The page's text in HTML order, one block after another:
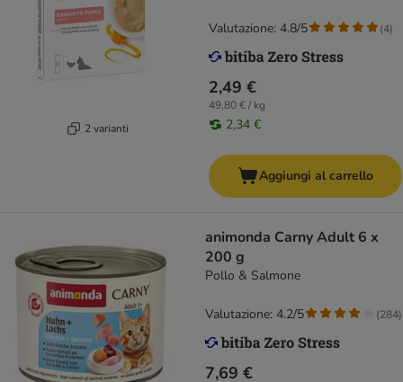
2 varianti
2,49 €
49,80 € / kg
2,34 €
Valutazione: 4.8/5 (4)
Aggiungi al carrello
animonda Carny Adult 6 x
200 g
Pollo & Salmone
7,69 €
Valutazione: 4.2/5 (284)